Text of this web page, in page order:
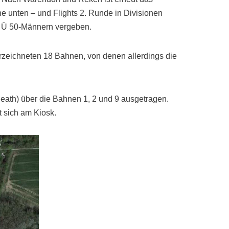
unten – und Flights 2. Runde in Divisionen
50-Männern vergeben.
18 Bahnen, von denen allerdings die
über die Bahnen 1, 2 und 9 ausgetragen.
sich am Kiosk.